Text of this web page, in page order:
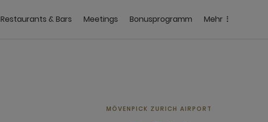
Restaurants & Bars Meetings Bonusprogramm Mehr
MÖVENPICK ZURICH AIRPORT